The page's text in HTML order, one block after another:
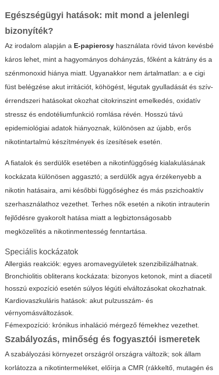
Egészségügyi hatások: mit mond a jelenlegi
bizonyíték?
Az irodalom alapján a E-papierosy használata rövid távon kevésbé
káros lehet, mint a hagyományos dohányzás, főként a kátrány és a
szénmonoxid hiánya miatt. Ugyanakkor nem ártalmatlan: a e cigi
füst belégzése akut irritációt, köhögést, légutak gyulladását és szív-
érrendszeri hatásokat okozhat citokrinszint emelkedés, oxidatív
stressz és endotéliumfunkció romlása révén. Hosszú távú
epidemiológiai adatok hiányoznak, különösen az újabb, erős
nikotintartalmú készítmények és ízesítések esetén.
A fiatalok és serdülők esetében a nikotinfüggőség kialakulásának
kockázata különösen aggasztó; a serdülők agya érzékenyebb a
nikotin hatásaira, ami későbbi függőséghez és más pszichoaktív
szerhasználathoz vezethet. Terhes nők esetén a nikotin intrauterin
fejlődésre gyakorolt hatása miatt a legbiztonságosabb
megközelítés a nikotinmentesség fenntartása.
Speciális kockázatok
Allergiás reakciók: egyes aromavegyületek szenzibilizálhatnak.
Bronchiolitis obliterans kockázata: bizonyos ketonok, mint a diacetil
hosszú expozíció esetén súlyos légúti elváltozásokat okozhatnak.
Kardiovaszkuláris hatások: akut pulzusszám- és
vérnyomásváltozások.
Fémexpozíció: krónikus inhaláció mérgező fémekhez vezethet.
Szabályozás, minőség és fogyasztói ismeretek
A szabályozási környezet országról országra változik; sok állam
korlátozza a nikotintermeléket, előírja a CMR (rákkeltő, mutagén és